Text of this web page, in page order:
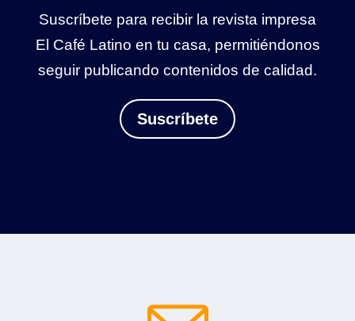
Suscríbete para recibir la revista impresa
El Café Latino en tu casa, permitiéndonos
seguir publicando contenidos de calidad.
Suscríbete